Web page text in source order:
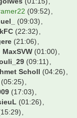
(01:15)
(09:52)
(09:03)
(22:32)
(21:06)
MaxSVW (01:00)
(09:11)
Scholl (04:26)
(05:25)
(17:03)
(01:26)